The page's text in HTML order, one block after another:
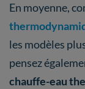
En moyenne,
les modèles
pensez
chauffe-eau